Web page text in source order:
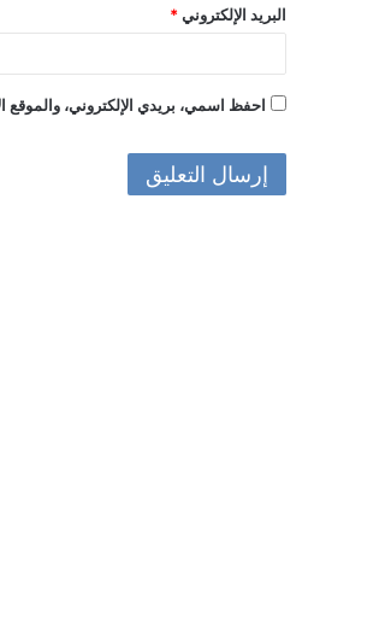
البريد الإلكتروني *
احفظ اسمي، بريدي الإلكتروني، والموقع